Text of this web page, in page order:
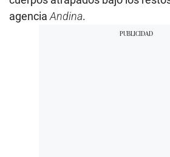
agencia Andina.